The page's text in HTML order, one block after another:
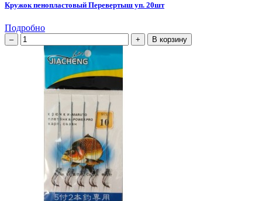
Кружок пенопластовый Перевертыш уп. 20шт
Подробно
В корзину